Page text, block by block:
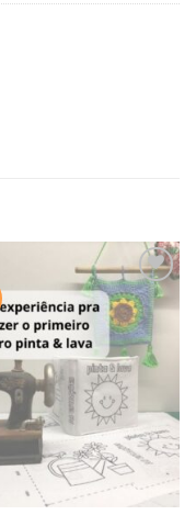
Adicionar
aos
meus
desejos